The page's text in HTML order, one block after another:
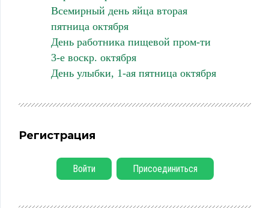
Всемирный день яйца вторая
пятница октября
День работника пищевой пром-ти
3-е воскр. октября
День улыбки, 1-ая пятница октября
Регистрация
Войти Присоединиться